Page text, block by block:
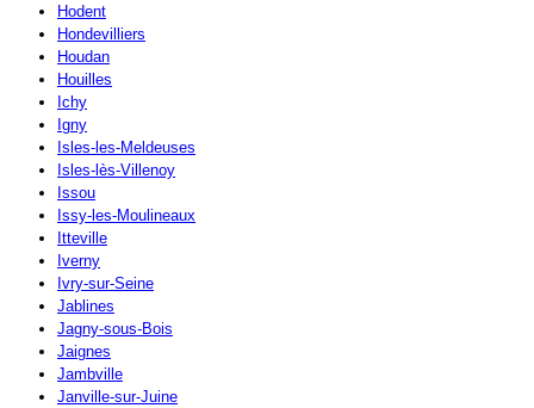
Hodent
Hondevilliers
Houdan
Houilles
Ichy
Igny
Isles-les-Meldeuses
Isles-lès-Villenoy
Issou
Issy-les-Moulineaux
Itteville
Iverny
Ivry-sur-Seine
Jablines
Jagny-sous-Bois
Jaignes
Jambville
Janville-sur-Juine